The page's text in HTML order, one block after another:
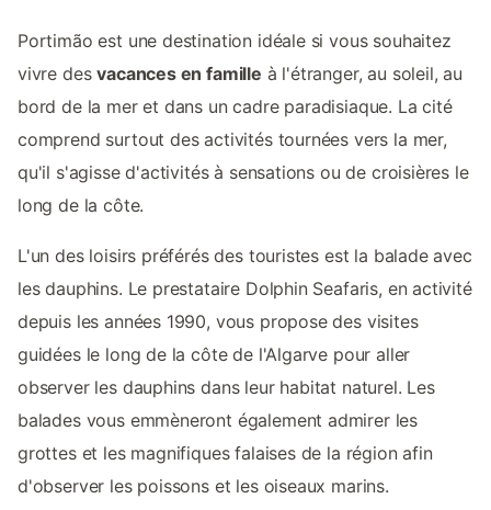
Portimão est une destination idéale si vous souhaitez
vivre desvacances en famille à l'étranger, au soleil, au
bord de la mer et dans un cadre paradisiaque. La cité
comprend surtout des activités tournées vers la mer,
qu'il s'agisse d'activités à sensations ou de croisières le
long de la côte.
L'un des loisirs préférés des touristes est la balade avec
les dauphins. Le prestataire Dolphin Seafaris, en activité
depuis les années 1990, vous propose des visites
guidées le long de la côte de l'Algarve pour aller
observer les dauphins dans leur habitat naturel. Les
balades vous emmèneront également admirer les
grottes et les magnifiques falaises de la région afin
d'observer les poissons et les oiseaux marins.